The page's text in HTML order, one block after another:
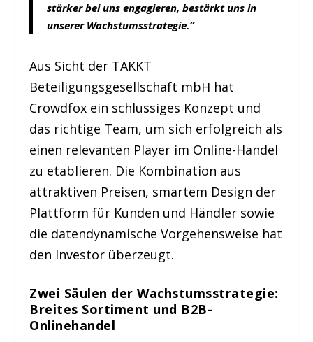
stärker bei uns engagieren, bestärkt uns in
unserer Wachstumsstrategie.”
Aus Sicht der ​TAKKT
Beteiligungsgesellschaft mbH hat
Crowdfox ein schlüssiges Konzept und
das richtige Team, um sich erfolgreich als
einen relevanten Player im Online-Handel
zu etablieren. Die Kombination aus
attraktiven Preisen, smartem Design der
Plattform für Kunden und Händler sowie
die datendynamische Vorgehensweise hat
den Investor überzeugt.
Zwei Säulen der Wachstumsstrategie:
Breites Sortiment und B2B-
Onlinehandel